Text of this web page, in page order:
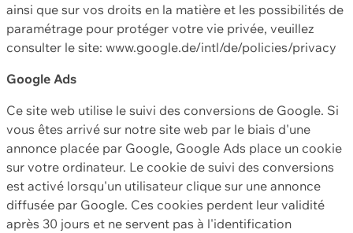
ainsi que sur vos droits en la matière et les possibilités de
paramétrage pour protéger votre vie privée, veuillez
consulter le site: www.google.de/intl/de/policies/privacy
Google Ads
Ce site web utilise le suivi des conversions de Google. Si
vous êtes arrivé sur notre site web par le biais d'une
annonce placée par Google, Google Ads place un cookie
sur votre ordinateur. Le cookie de suivi des conversions
est activé lorsqu'un utilisateur clique sur une annonce
diffusée par Google. Ces cookies perdent leur validité
après 30 jours et ne servent pas à l'identification